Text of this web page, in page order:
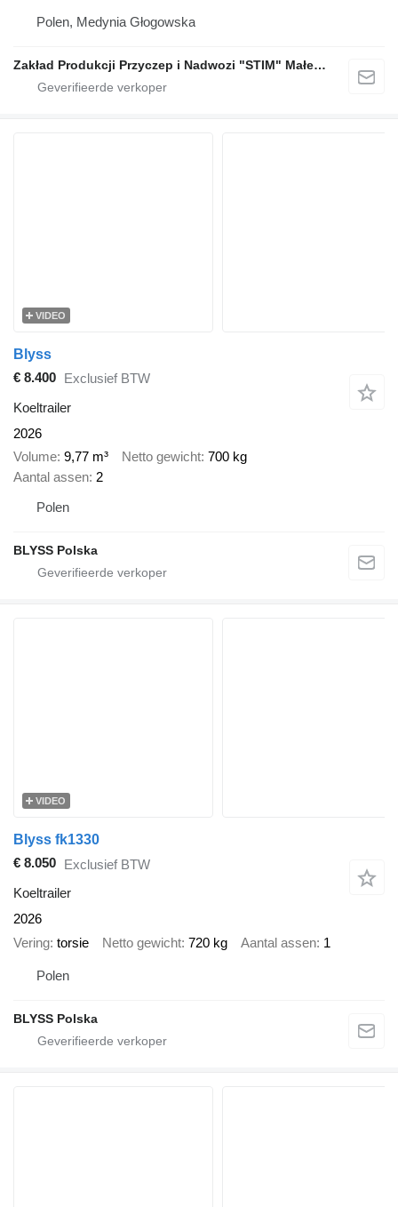
Polen, Medynia Głogowska
Zakład Produkcji Przyczep i Nadwozi "STIM" Małecki s.j.
VIDEO
Blyss
€ 8.400 Exclusief BTW
Koeltrailer
2026
Volume 9,77 m³ Netto gewicht 700 kg
Aantal assen 2
Polen
BLYSS Polska
VIDEO
Blyss fk1330
€ 8.050 Exclusief BTW
Koeltrailer
2026
Vering torsie Netto gewicht 720 kg Aantal assen 1
Polen
BLYSS Polska